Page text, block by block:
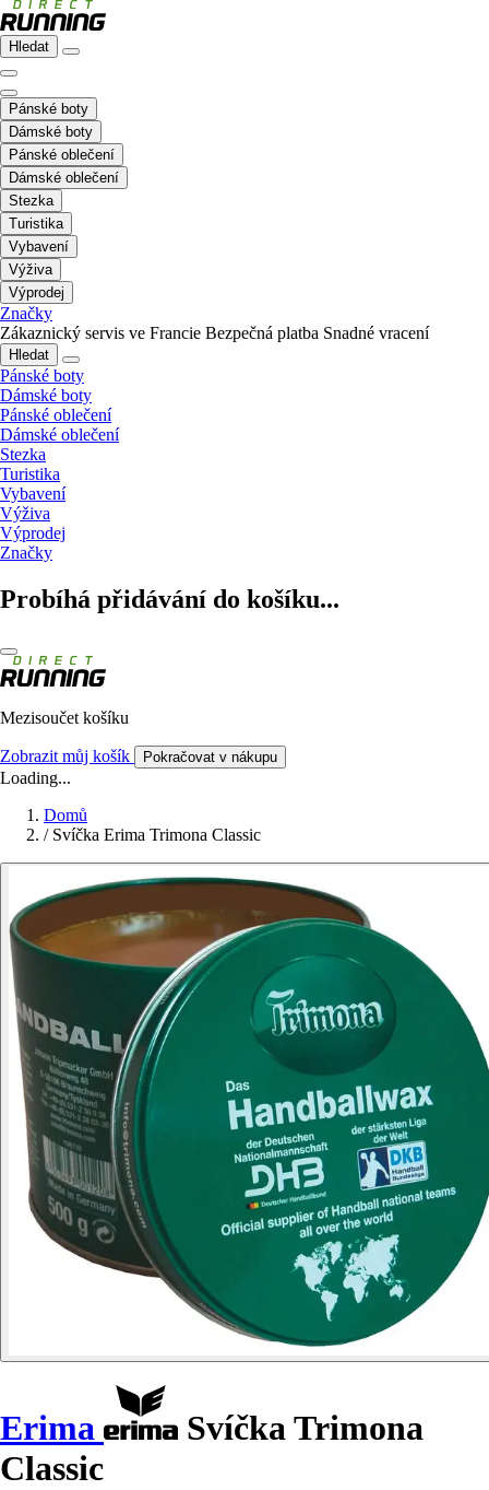
Hledat
Pánské boty
Dámské boty
Pánské oblečení
Dámské oblečení
Stezka
Turistika
Vybavení
Výživa
Výprodej
Značky
Zákaznický servis ve Francie Bezpečná platba Snadné vracení
Hledat
Pánské boty
Dámské boty
Pánské oblečení
Dámské oblečení
Stezka
Turistika
Vybavení
Výživa
Výprodej
Značky
Probíhá přidávání do košíku...
Mezisoučet košíku
Zobrazit můj košík Pokračovat v nákupu
Loading...
Domů
/ Svíčka Erima Trimona Classic
Erima
Svíčka Trimona
Classic